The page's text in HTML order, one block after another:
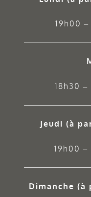
19h00
18h30
Jeudi (à
19h00
Dimanche (à